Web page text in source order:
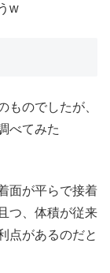
w
ものでしたが、
べてみた
面が平らで接着
つ、体積が従来
点があるのだと